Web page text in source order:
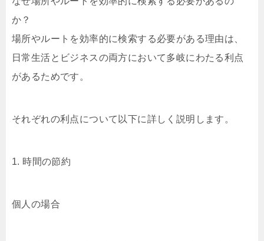
か？
場所やルートを効率的に検索する必要がある理由は、
日常生活とビジネスの両方において多岐にわたる利点
があるためです。
それぞれの利点について以下に詳しく説明します。
1. 時間の節約
個人の場合